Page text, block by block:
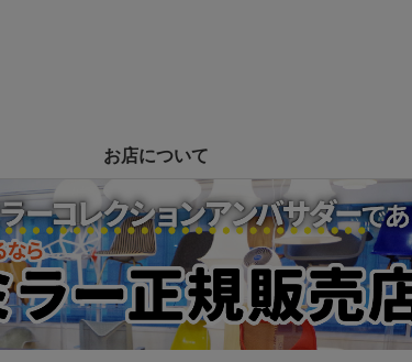
お店について